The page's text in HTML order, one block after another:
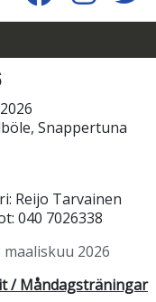
Snappertuna
Reijo Tarvainen
040 7026338
maaliskuu 2026
/ Måndagsträningar